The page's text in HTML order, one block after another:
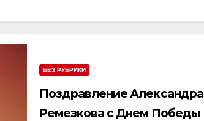
БЕЗ РУБРИКИ
Поздравление Александра
Ремезкова с Днем Победы